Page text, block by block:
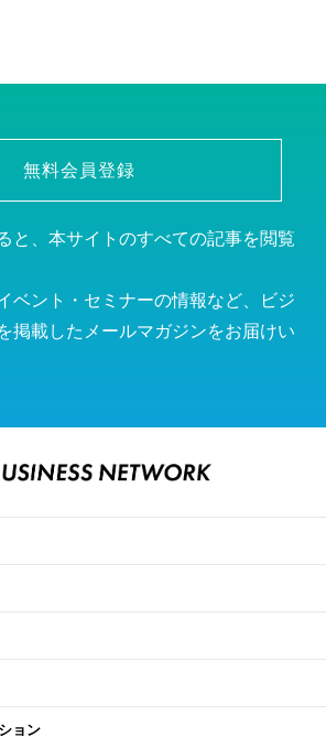
無料会員登録
と、本サイトのすべての記事を閲覧
ベント・セミナーの情報など、ビジ
掲載したメールマガジンをお届けい
ョン